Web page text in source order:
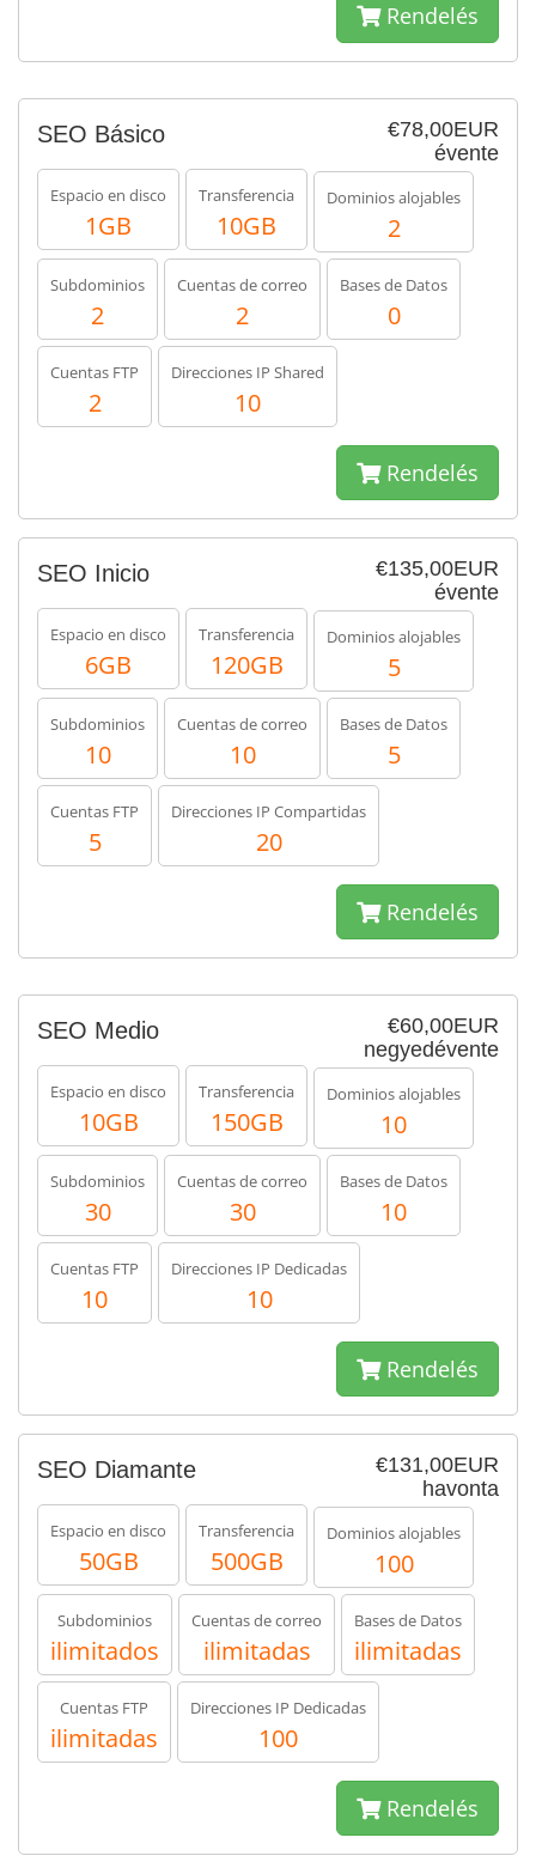
Rendelés
€78,00EUR
évente
SEO Básico
Espacio en disco
1GB
Transferencia
10GB
Dominios alojables
2
Subdominios
2
Cuentas de correo
2
Bases de Datos
0
Cuentas FTP
2
Direcciones IP Shared
10
Rendelés
€135,00EUR
évente
SEO Inicio
Espacio en disco
6GB
Transferencia
120GB
Dominios alojables
5
Subdominios
10
Cuentas de correo
10
Bases de Datos
5
Cuentas FTP
5
Direcciones IP Compartidas
20
Rendelés
€60,00EUR
negyedévente
SEO Medio
Espacio en disco
10GB
Transferencia
150GB
Dominios alojables
10
Subdominios
30
Cuentas de correo
30
Bases de Datos
10
Cuentas FTP
10
Direcciones IP Dedicadas
10
Rendelés
€131,00EUR
havonta
SEO Diamante
Espacio en disco
50GB
Transferencia
500GB
Dominios alojables
100
Subdominios
ilimitados
Cuentas de correo
ilimitadas
Bases de Datos
ilimitadas
Cuentas FTP
ilimitadas
Direcciones IP Dedicadas
100
Rendelés